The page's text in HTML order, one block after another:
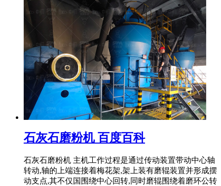
石灰石磨粉机 百度百科
石灰石磨粉机 主机工作过程是通过传动装置带动中心轴
转动,轴的上端连接着梅花架,架上装有磨辊装置并形成摆
动支点,其不仅国围绕中心回转,同时磨辊围绕着磨环公转